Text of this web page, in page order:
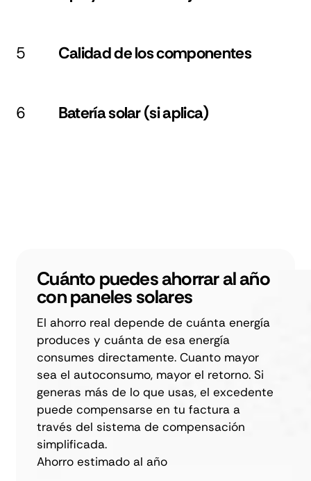
5 Calidad de los componentes
6 Batería solar (si aplica)
Cuánto puedes ahorrar al año
con paneles solares
El ahorro real depende de cuánta energía
produces y cuánta de esa energía
consumes directamente. Cuanto mayor
sea el autoconsumo, mayor el retorno. Si
generas más de lo que usas, el excedente
puede compensarse en tu factura a
través del sistema de compensación
simplificada.
Ahorro estimado al año